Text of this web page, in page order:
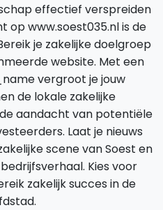
effectief verspreiden
op www.soest035.nl is de
je zakelijke doelgroep
website. Met een
vergroot je jouw
de lokale zakelijke
aandacht van potentiële
Laat je nieuws
scene van Soest en
Kies voor
zakelijk succes in de